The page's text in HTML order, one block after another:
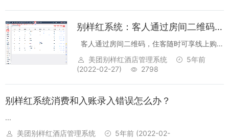
别样红系统：客人通过房间二维码，住客随时可享线上购物
客人通过房间二维码，住客随时可享线上购物
为别样红云PMS住中服务模块的功能具体开通
和使用教程如下:...
美团别样红酒店管理系统
5年前
(2022-02-27)
2798
别样红系统消费和入账录入错误怎么办？
...
美团别样红酒店管理系统
5年前 (2022-02-